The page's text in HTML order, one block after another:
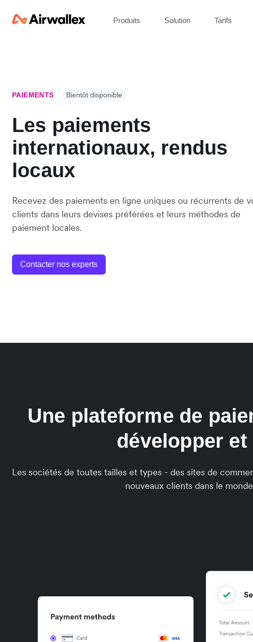
Produits Solution Tarifs
PAIEMENTS Bientôt disponible
Les paiements
internationaux, rendus
locaux
Recevez des paiements en ligne uniques ou récurrents de
clients dans leurs devises préférées et leurs méthodes de
paiement locales.
Contacter nos experts
Une plateforme de
développer
Les sociétés de toutes tailles et types - des sites de
nouveaux clients dans le